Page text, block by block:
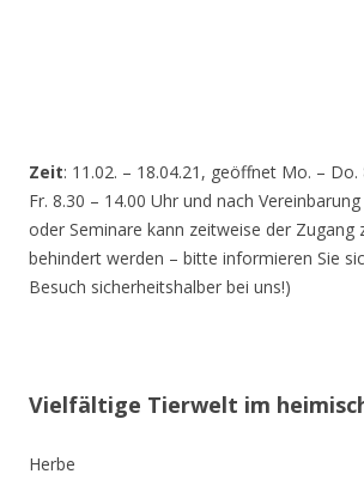
Zeit: 11.02. – 18.04.21, geöffnet Mo. – Do.
Fr. 8.30 – 14.00 Uhr und nach
oder Seminare kann zeitweise der Zugang
behindert werden – bitte informieren Sie
Besuch sicherheitshalber bei uns!)
Vielfältige Tierwelt im
Herbe